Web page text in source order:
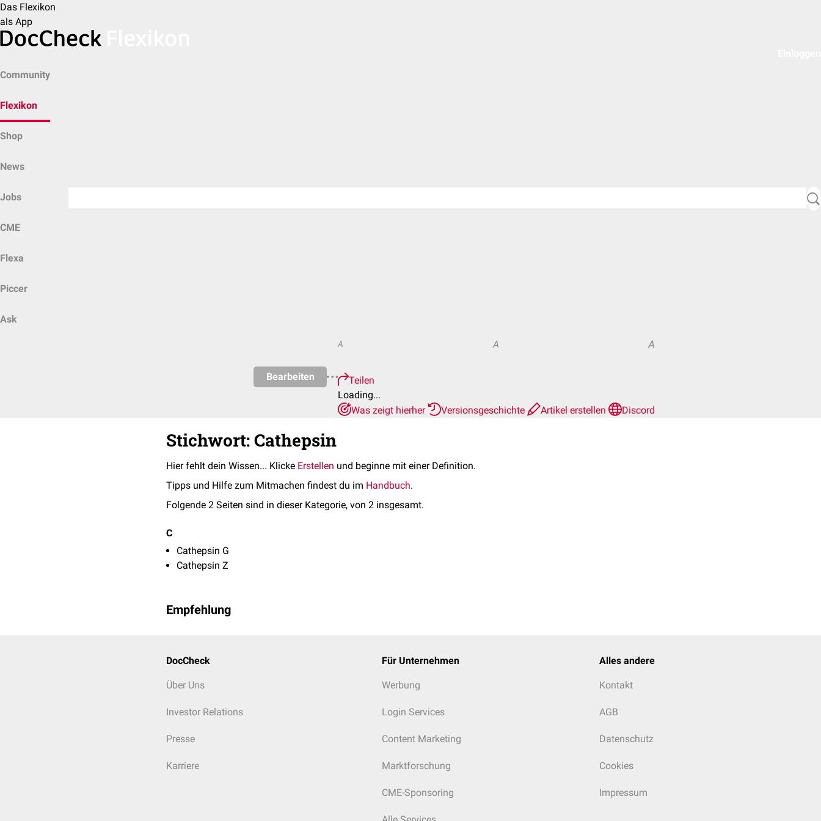
Das Flexikon
als App
Community
Flexikon
Shop
News
Jobs
CME
Flexa
Piccer
Ask
Bearbeiten
A A A
Teilen
Loading...
Was zeigt hierher
Versionsgeschichte Artikel erstellen Discord
Stichwort: Cathepsin
Hier fehlt dein Wissen... Klicke Erstellen und beginne mit einer Definition.
Tipps und Hilfe zum Mitmachen findest du im Handbuch.
Folgende 2 Seiten sind in dieser Kategorie, von 2 insgesamt.
C
Cathepsin G
Cathepsin Z
Empfehlung
DocCheck
Über Uns
Investor Relations
Presse
Karriere
Für Unternehmen
Werbung
Login Services
Content Marketing
Marktforschung
CME-Sponsoring
Alles andere
Kontakt
AGB
Datenschutz
Cookies
Impressum